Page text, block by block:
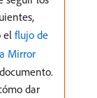
elflujo de
Mirror
dar